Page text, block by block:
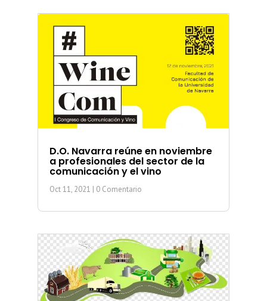
D.O. Navarra reúne en noviembre
a profesionales del sector de la
comunicación y el vino
Oct 11, 2021 | 0 Comentario